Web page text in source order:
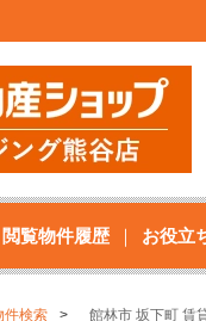
閲覧物件履歴 お役立
件検索 館林市 坂下町 賃